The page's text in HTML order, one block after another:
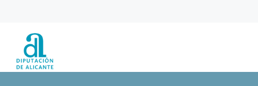
contenido